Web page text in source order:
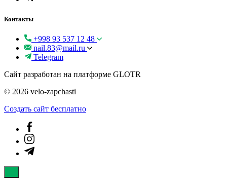
Контакты
+998 93 537 12 48
nail.83@mail.ru
Telegram
Сайт разработан на платформе GLOTR
© 2026 velo-zapchasti
Создать cайт бесплатно